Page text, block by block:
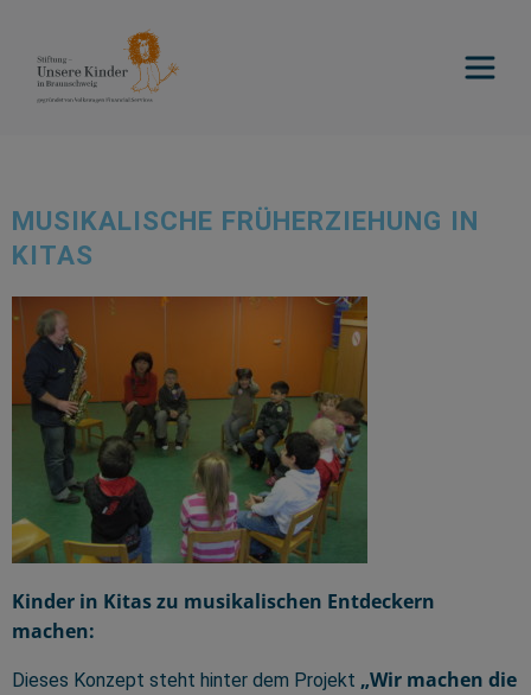
MUSIKALISCHE FRÜHERZIEHUNG IN
KITAS
Kinder in Kitas zu musikalischen Entdeckern
machen:
Dieses Konzept steht hinter dem Projekt „Wir machen die